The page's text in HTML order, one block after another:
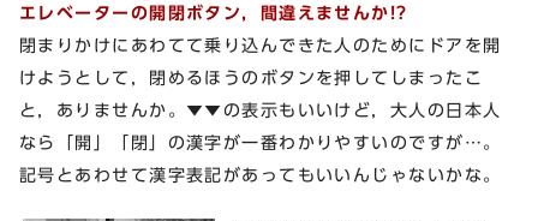
エレベーターの開閉ボタン，間違えませんか!?
閉まりかけにあわてて乗り込んできた人のためにドアを開
けようとして，閉めるほうのボタンを押してしまったこ
と，ありませんか。▼▼の表示もいいけど，大人の日本人
なら「開」「閉」の漢字が一番わかりやすいのですが…。
記号とあわせて漢字表記があってもいいんじゃないかな。